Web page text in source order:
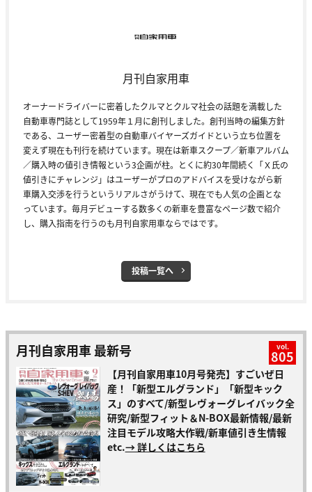
月刊自家用車
オーナードライバーに密着したクルマとクルマ社会の話題を満載した
自動車専門誌として1959年１月に創刊しました。創刊当時の編集方針
である、ユーザー密着型の自動車バイヤーズガイドという立ち位置を
変えず現在も刊行を続けています。現在は新車スクープ／新車アルバム
／購入時の値引き情報という3企画が柱。とくに約30年間続く「Ｘ氏の
値引きにチャレンジ」はユーザーがプロのアドバイスを受けながら新
車購入交渉を行うというリアルさがうけて、現在でも人気の企画とな
っています。毎月デビューする数多くの新車を豊富なページ数で紹介
し、購入指南を行うのも月刊自家用車ならではです。
投稿一覧へ
月刊自家用車 最新号 vol.
805
【月刊自家用車10月号発売】すごいぜ日
産！「新型エルグランド」「新型キック
ス」のすべて/新型レヴォーグレイバック全
研究/新型フィット＆N-BOX最新情報/最新
注目モデル攻略大作戦/新車値引き生情報
etc.→ 詳しくはこちら